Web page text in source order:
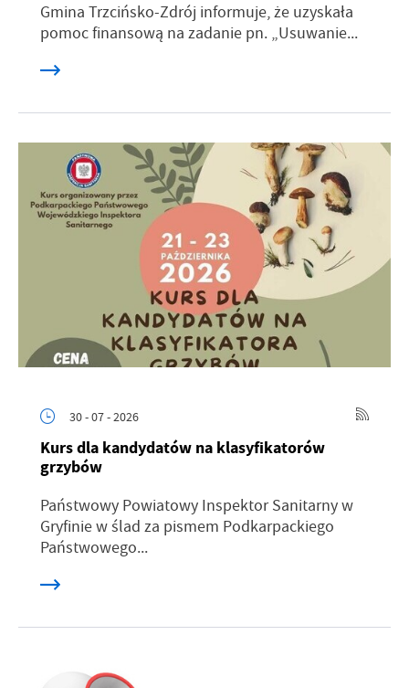
Gmina Trzcińsko-Zdrój informuje, że uzyskała
pomoc finansową na zadanie pn. „Usuwanie...
30 - 07 - 2026
Kurs dla kandydatów na klasyfikatorów
grzybów
Państwowy Powiatowy Inspektor Sanitarny w
Gryfinie w ślad za pismem Podkarpackiego
Państwowego...